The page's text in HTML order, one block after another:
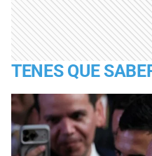
TENES QUE